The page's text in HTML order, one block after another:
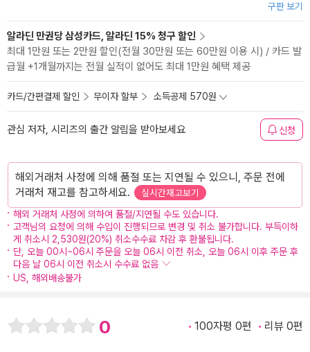
구판 보기
알라딘 만권당 삼성카드, 알라딘 15% 청구 할인
최대 1만원 또는 2만원 할인(전월 30만원 또는 60만원 이용 시) / 카드 발
급월 +1개월까지는 전월 실적이 없어도 최대 1만원 혜택 제공
카드/간편결제 할인 무이자 할부 소득공제 570원
관심 저자, 시리즈의 출간 알림을 받아보세요 신청
해외거래처 사정에 의해 품절 또는 지연될 수 있으니, 주문 전에
거래처 재고를 참고하세요.
실시간재고보기
해외 거래처 사정에 의하여 품절/지연될 수도 있습니다.
고객님의 요청에 의해 수입이 진행되므로 변경 및 취소 불가합니다. 부득이하
게 취소시 2,530원(20%) 취소수수료 차감 후 환불됩니다.
단, 오늘 00시~06시 주문을 오늘 06시 이전 취소, 오늘 06시 이후 주문 후
다음 날 06시 이전 취소시 수수료 없음
US, 해외배송불가
0 100자평 0편 리뷰 0편